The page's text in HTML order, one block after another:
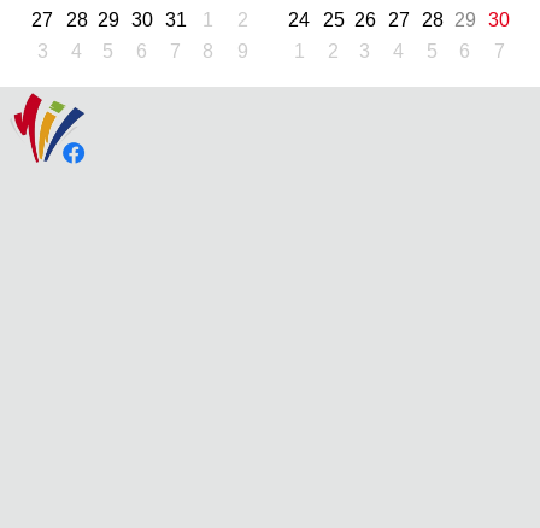
27
28 29 30 31 1
2
3
4 5 6 7 8 9
24
25 26 27 28 29
30
1
2 3 4 5 6 7